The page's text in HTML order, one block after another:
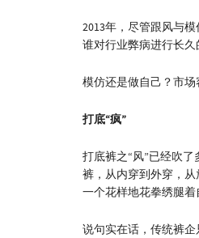
2013年，尽管跟风与
谁对行业弊病进行长久
模仿还是做自己？市场
打底“疯”
打底裤之“风”已经吹
裤，从内穿到外穿，
一个花样地花拳绣腿着
说句实在话，传统裤